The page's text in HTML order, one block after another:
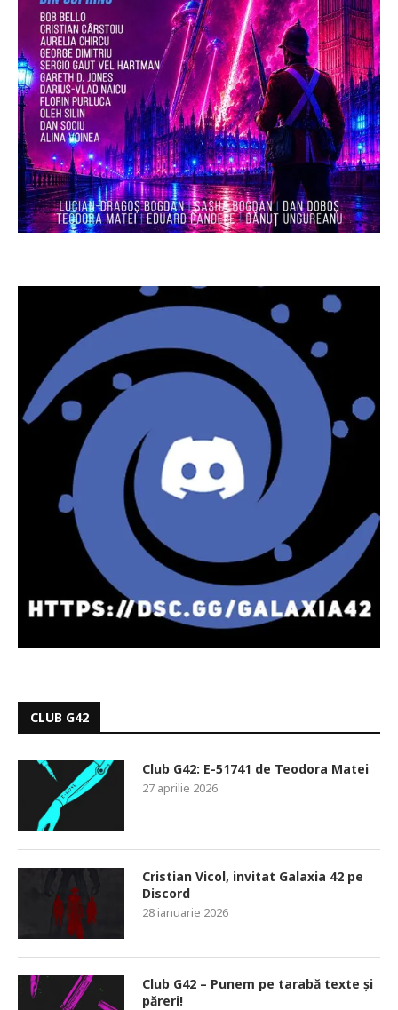
CLUB G42
Club G42: E-51741 de Teodora Matei
27 aprilie 2026
Cristian Vicol, invitat Galaxia 42 pe
Discord
28 ianuarie 2026
Club G42 – Punem pe tarabă texte și
păreri!